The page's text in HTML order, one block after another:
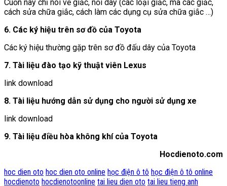
Cuốn này chỉ nói về giắc, nối dây (các loại giắc, mã các giắc,
cách sửa chữa giắc, cách làm các dụng cụ sửa chữa giắc …)
6. Các ký hiệu trên sơ đồ của Toyota
Các ký hiệu thường gặp trên sơ đồ đấu dây của Toyota
7. Tài liệu đào tạo kỹ thuật viên Lexus
link download
8. Tài liệu hướng dẫn sử dụng cho người sử dụng xe
link download
9. Tài liệu điều hòa không khí của Toyota
Hocdienoto.com
hoc dien oto hoc dien oto online học điện ô tô học điện ô tô online
hocdienoto hocdienotoonline tai lieu dien oto tai lieu tieng anh